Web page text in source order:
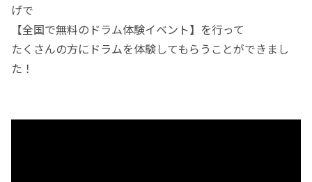
げで
【全国で無料のドラム体験イベント】を行って
たくさんの方にドラムを体験してもらうことができまし
た！